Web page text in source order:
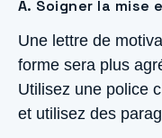
A. Soigner la
Une lettre de
forme sera plus
Utilisez une police
et utilisez des